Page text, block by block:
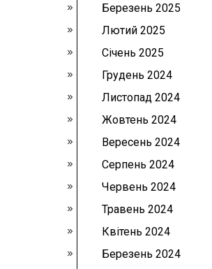
Березень 2025
Лютий 2025
Січень 2025
Грудень 2024
Листопад 2024
Жовтень 2024
Вересень 2024
Серпень 2024
Червень 2024
Травень 2024
Квітень 2024
Березень 2024